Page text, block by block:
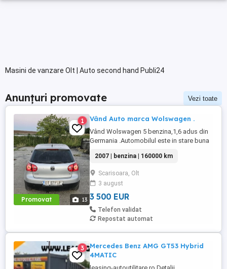
Masini de vanzare Olt | Auto second hand Publi24
Anunțuri promovate Vezi toate
Promovat 13
1 Vând Auto marca Wolswagen .
Vând Wolswagen 5 benzina,1,6 adus din
Germania .Automobilul este in stare buna
Elena Vasia,-
2007 | benzina | 160000 km
Scarisoara, Olt
3 august
3 500 EUR
Telefon validat
Repostat automat
3
Mercedes Benz AMG GT53 Hybrid
4MATIC